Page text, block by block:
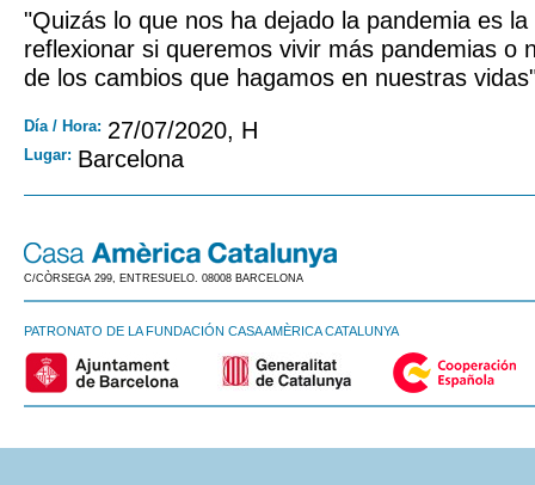
"Quizás lo que nos ha dejado la pandemia es la
reflexionar si queremos vivir más pandemias o
de los cambios que hagamos en nuestras
Día / Hora: 27/07/2020, H
Lugar: Barcelona
C/CÒRSEGA 299, ENTRESUELO. 08008 BARCELONA
PATRONATO DE LA FUNDACIÓN CASA AMÈRICA CATALUNYA